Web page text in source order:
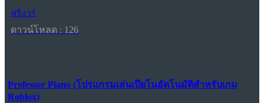
ฟรีแวร์
ดาวน์โหลด : 126
Professor Piano (โปรแกรมเล่นเปียโนอัตโนมัติสำหรับเกม
Roblox)